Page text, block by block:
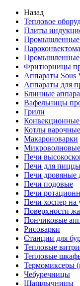
Назад
Тепловое
Плиты
Промышленные
Фритюрницы
Аппараты Sous
Аппараты для
Блинные
Вафельницы
Грили
Котлы варочные
Макароноварки
Печи
Печи для пиццы
Печи дровяные
Печи подовые
Печи
Печи хоспер на
Поверхности
Пончиковые
Рисоварки
Станции для
Тепловые
Тепловые
Термомиксеры
Чебуречницы
Шашлычницы